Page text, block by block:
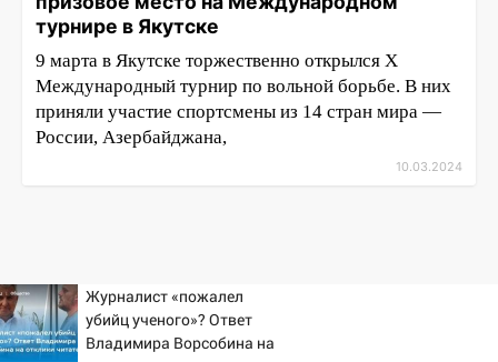
турнире в Якутске
9 марта в Якутске торжественно открылся Х
Международный турнир по вольной борьбе. В них
приняли участие спортсмены из 14 стран мира —
России, Азербайджана,
10.03.2024
Журналист «пожалел
убийц ученого»? Ответ
Владимира Ворсобина на